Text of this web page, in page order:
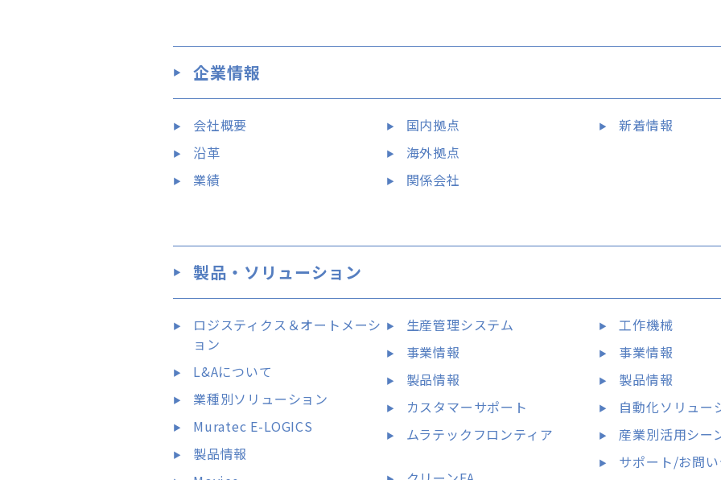
企業情報
会社概要
沿革
業績
国内拠点
海外拠点
関係会社
新着情報
製品・ソリューション
ロジスティクス＆オートメーシ
ョン
L&Aについて
業種別ソリューション
Muratec E-LOGICS
製品情報
生産管理システム
事業情報
製品情報
カスタマーサポート
ムラテックフロンティア
工作機械
事業情報
製品情報
自動化ソリュー
産業別活用シー
サポート/お問